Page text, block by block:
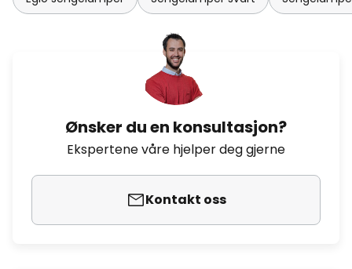
Ønsker du en konsultasjon?
Ekspertene våre hjelper deg gjerne
Kontakt oss